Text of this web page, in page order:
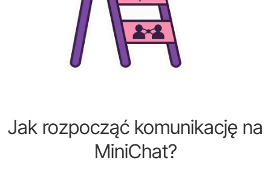
Jak rozpocząć komunikację na
MiniChat?